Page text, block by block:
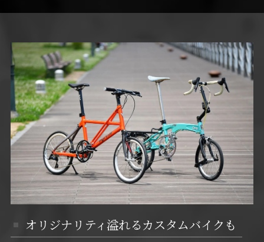
オリジナリティ溢れるカスタムバイクも